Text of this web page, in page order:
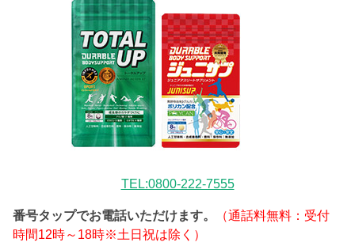
TEL:0800-222-7555
番号タップでお電話いただけます。
（通話料無料：受付
時間12時～18時※土日祝は除く）